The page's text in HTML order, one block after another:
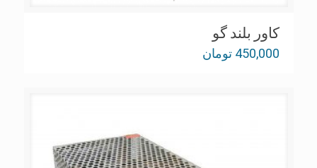
کاور بلند گو
450,000 تومان